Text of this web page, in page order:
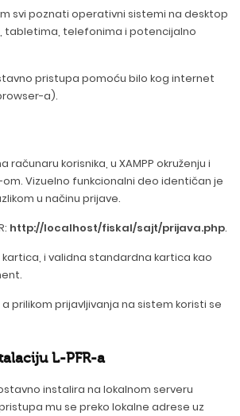
svi poznati operativni sistemi na desktop
tabletima, telefonima i potencijalno
pristupa pomoću bilo kog internet
a).
korisnika, u XAMPP okruženju i
om. Vizuelno funkcionalni deo identičan je
u načinu prijave.
http://localhost/fiskal/sajt/prijava.php.
i validna standardna kartica kao
prilikom prijavljivanja na sistem koristi se
L-PFR-a
instalira na lokalnom serveru
mu se preko lokalne adrese uz